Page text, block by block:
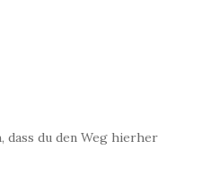
dass du den Weg hierher